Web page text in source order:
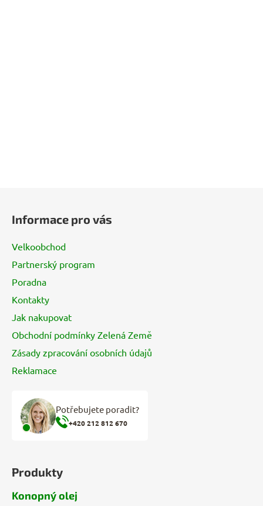
Informace pro vás
Velkoobchod
Partnerský program
Poradna
Kontakty
Jak nakupovat
Obchodní podmínky Zelená Země
Zásady zpracování osobních údajů
Reklamace
Potřebujete poradit?
+420 212 812 670
Produkty
Konopný olej